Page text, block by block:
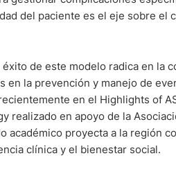
del paciente es el eje sobre el
éxito de este modelo radica en la
en la prevención y manejo de
en el Highlights of
realizado en apoyo de la
académico proyecta a la región
clínica y el bienestar social.